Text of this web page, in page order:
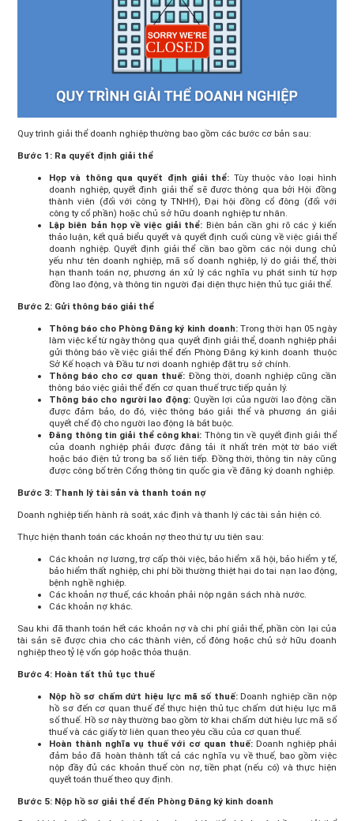
Quy trình giải thể doanh nghiệp thường bao gồm các bước cơ bản sau:
Bước 1: Ra quyết định giải thể
Họp và thông qua quyết định giải thể: Tùy thuộc vào loại hình
doanh nghiệp, quyết định giải thể sẽ được thông qua bởi Hội đồng
thành viên (đối với công ty TNHH), Đại hội đồng cổ đông (đối với
công ty cổ phần) hoặc chủ sở hữu doanh nghiệp tư nhân.
Lập biên bản họp về việc giải thể: Biên bản cần ghi rõ các ý kiến
thảo luận, kết quả biểu quyết và quyết định cuối cùng về việc giải thể
doanh nghiệp. Quyết định giải thể cần bao gồm các nội dung chủ
yếu như tên doanh nghiệp, mã số doanh nghiệp, lý do giải thể, thời
hạn thanh toán nợ, phương án xử lý các nghĩa vụ phát sinh từ hợp
đồng lao động, và thông tin người đại diện thực hiện thủ tục giải thể.
Bước 2: Gửi thông báo giải thể
Thông báo cho Phòng Đăng ký kinh doanh:Trong thời hạn 05 ngày
làm việc kể từ ngày thông qua quyết định giải thể, doanh nghiệp phải
gửi thông báo về việc giải thể đến Phòng Đăng ký kinh doanh thuộc
Sở Kế hoạch và Đầu tư nơi doanh nghiệp đặt trụ sở chính.
Thông báo cho cơ quan thuế: Đồng thời, doanh nghiệp cũng cần
thông báo việc giải thể đến cơ quan thuế trực tiếp quản lý.
Thông báo cho người lao động:Quyền lợi của người lao động cần
được đảm bảo, do đó, việc thông báo giải thể và phương án giải
quyết chế độ cho người lao động là bắt buộc.
Đăng thông tin giải thể công khai: Thông tin về quyết định giải thể
của doanh nghiệp phải được đăng tải ít nhất trên một tờ báo viết
hoặc báo điện tử trong ba số liên tiếp. Đồng thời, thông tin này cũng
được công bố trên Cổng thông tin quốc gia về đăng ký doanh nghiệp.
Bước 3: Thanh lý tài sản và thanh toán nợ
Doanh nghiệp tiến hành rà soát, xác định và thanh lý các tài sản hiện có.
Thực hiện thanh toán các khoản nợ theo thứ tự ưu tiên sau:
Các khoản nợ lương, trợ cấp thôi việc, bảo hiểm xã hội, bảo hiểm y tế,
bảo hiểm thất nghiệp, chi phí bồi thường thiệt hại do tai nạn lao động,
bệnh nghề nghiệp.
Các khoản nợ thuế, các khoản phải nộp ngân sách nhà nước.
Các khoản nợ khác.
Sau khi đã thanh toán hết các khoản nợ và chi phí giải thể, phần còn lại của
tài sản sẽ được chia cho các thành viên, cổ đông hoặc chủ sở hữu doanh
nghiệp theo tỷ lệ vốn góp hoặc thỏa thuận.
Bước 4: Hoàn tất thủ tục thuế
Nộp hồ sơ chấm dứt hiệu lực mã số thuế:Doanh nghiệp cần nộp
hồ sơ đến cơ quan thuế để thực hiện thủ tục chấm dứt hiệu lực mã
số thuế. Hồ sơ này thường bao gồm tờ khai chấm dứt hiệu lực mã số
thuế và các giấy tờ liên quan theo yêu cầu của cơ quan thuế.
Hoàn thành nghĩa vụ thuế với cơ quan thuế:Doanh nghiệp phải
đảm bảo đã hoàn thành tất cả các nghĩa vụ về thuế, bao gồm việc
nộp đầy đủ các khoản thuế còn nợ, tiền phạt (nếu có) và thực hiện
quyết toán thuế theo quy định.
Bước 5: Nộp hồ sơ giải thể đến Phòng Đăng ký kinh doanh